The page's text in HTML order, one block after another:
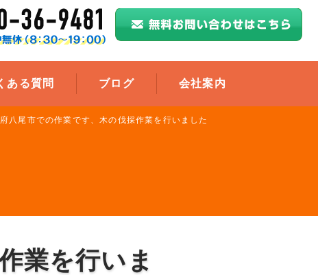
ある質問 ブログ 会社案内
八尾市での作業です、木の伐採作業を行いました
業を行いま